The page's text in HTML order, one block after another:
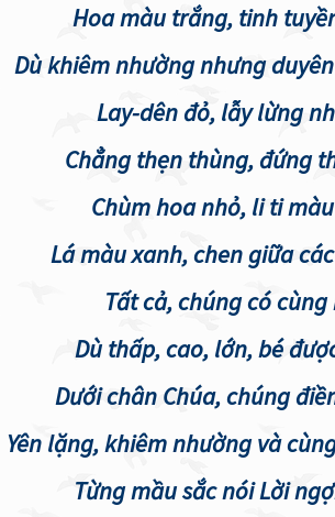
Hoa màu trắng, tinh
Dù khiêm nhường nhưng
Lay-dên đỏ, lẫy lừng
Chẳng thẹn thùng, đứng
Chùm hoa nhỏ, li ti
Lá màu xanh, chen giữa
Tất cả, chúng có
Dù thấp, cao, lớn, bé
Dưới chân Chúa, chúng
Yên lặng, khiêm nhường và
Từng mầu sắc nói Lời